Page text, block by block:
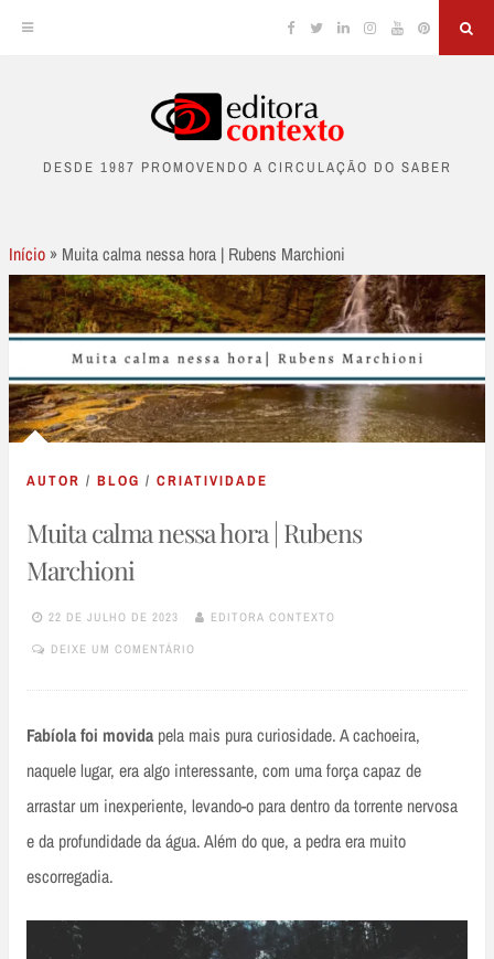
content
Facebook
TwitterLinkedinInstagram
YouTubePinterest
DESDE 1987 PROMOVENDO A CIRCULAÇÃO DO SABER
Início » Muita calma nessa hora | Rubens Marchioni
AUTOR / BLOG / CRIATIVIDADE
Muita calma nessa hora | Rubens
Marchioni
22 DE JULHO DE 2023 EDITORA CONTEXTO
DEIXE UM COMENTÁRIO
Fabíola foi movidapela mais pura curiosidade. A cachoeira,
naquele lugar, era algo interessante, com uma força capaz de
arrastar um inexperiente, levando-o para dentro da torrente nervosa
e da profundidade da água. Além do que, a pedra era muito
escorregadia.